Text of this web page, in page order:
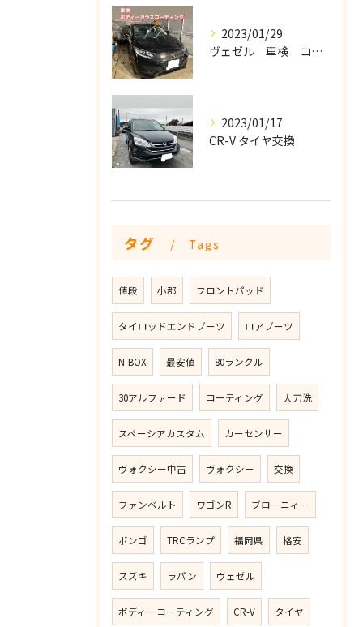
2023/01/29
ヴェゼル 車検 コーティング
2023/01/17
CR-V タイヤ交換
タグ Tags
値段 小郡 フロントパッド
タイロッドエンドブーツ ロアブーツ
N-BOX 最安値 80ランクル
30アルファード コーティング 大刀洗
スペーシアカスタム カーセンサー
ヴォクシー中古 ヴォクシー 交換
ファンベルト ワゴンR ブローニィー
ボンゴ TRCランプ 福岡県 格安
スズキ ラパン ヴェゼル
ボディーコーティング CR-V タイヤ